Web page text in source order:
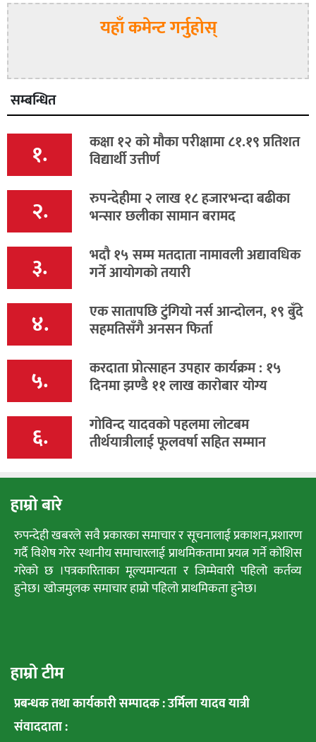
यहाँ कमेन्ट गर्नुहोस्
सम्बन्धित
१. कक्षा १२ को मौका परीक्षामा ८१.१९ प्रतिशत
विद्यार्थी उत्तीर्ण
२. रुपन्देहीमा २ लाख १८ हजारभन्दा बढीका
भन्सार छलीका सामान बरामद
३. भदौ १५ सम्म मतदाता नामावली अद्यावधिक
गर्ने आयोगको तयारी
४. एक सातापछि टुंगियो नर्स आन्दोलन, १९ बुँदे
सहमतिसँगै अनसन फिर्ता
५. करदाता प्रोत्साहन उपहार कार्यक्रम : १५
दिनमा झण्डै ११ लाख कारोबार योग्य
६. गोविन्द यादवको पहलमा लोटबम
तीर्थयात्रीलाई फूलवर्षा सहित सम्मान
हाम्रो बारे
रुपन्देही खबरले सवै प्रकारका समाचार र सूचनालाई प्रकाशन,प्रशारण
गर्दै विशेष गरेर स्थानीय समाचारलाई प्राथमिकतामा प्रयत्न गर्ने कोशिस
गरेको छ ।पत्रकारिताका मूल्यमान्यता र जिम्मेवारी पहिलो कर्तव्य
हुनेछ। खोजमुलक समाचार हाम्रो पहिलो प्राथमिकता हुनेछ।
हाम्रो टीम
प्रबन्धक तथा कार्यकारी सम्पादक : उर्मिला यादव यात्री
संवाददाता :